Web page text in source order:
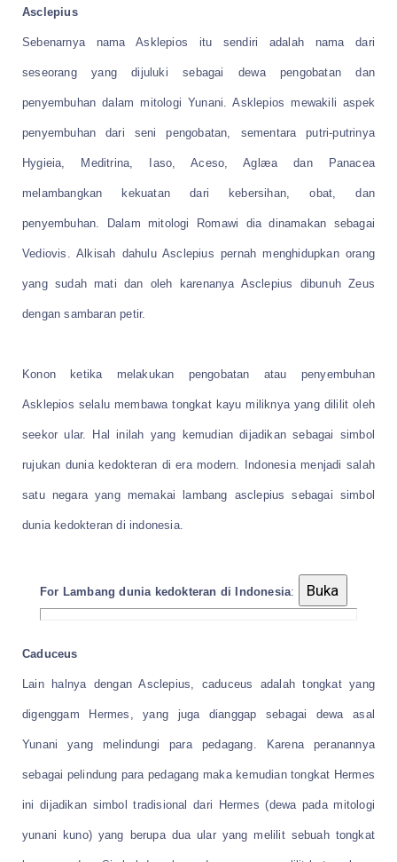
Asclepius
Sebenarnya nama Asklepios itu sendiri adalah nama dari
seseorang yang dijuluki sebagai dewa pengobatan dan
penyembuhan dalam mitologi Yunani. Asklepios mewakili aspek
penyembuhan dari seni pengobatan, sementara putri-putrinya
Hygieia, Meditrina, Iaso, Aceso, Aglæa dan Panacea
melambangkan kekuatan dari kebersihan, obat, dan
penyembuhan. Dalam mitologi Romawi dia dinamakan sebagai
Vediovis. Alkisah dahulu Asclepius pernah menghidupkan orang
yang sudah mati dan oleh karenanya Asclepius dibunuh Zeus
dengan sambaran petir.
Konon ketika melakukan pengobatan atau penyembuhan
Asklepios selalu membawa tongkat kayu miliknya yang dililit oleh
seekor ular. Hal inilah yang kemudian dijadikan sebagai simbol
rujukan dunia kedokteran di era modern. Indonesia menjadi salah
satu negara yang memakai lambang asclepius sebagai simbol
dunia kedokteran di indonesia.
For Lambang dunia kedokteran di Indonesia:
Caduceus
Lain halnya dengan Asclepius, caduceus adalah tongkat yang
digenggam Hermes, yang juga dianggap sebagai dewa asal
Yunani yang melindungi para pedagang. Karena peranannya
sebagai pelindung para pedagang maka kemudian tongkat Hermes
ini dijadikan simbol tradisional dari Hermes (dewa pada mitologi
yunani kuno) yang berupa dua ular yang melilit sebuah tongkat